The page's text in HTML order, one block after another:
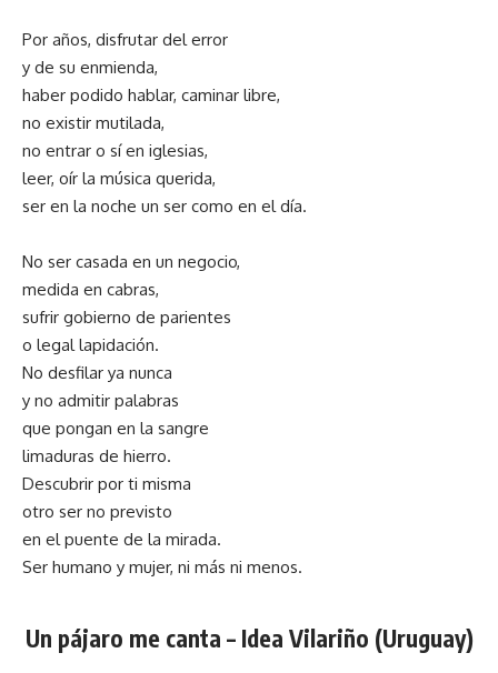
Por años, disfrutar del error
y de su enmienda,
haber podido hablar, caminar libre,
no existir mutilada,
no entrar o sí en iglesias,
leer, oír la música querida,
ser en la noche un ser como en el día.
No ser casada en un negocio,
medida en cabras,
sufrir gobierno de parientes
o legal lapidación.
No desfilar ya nunca
y no admitir palabras
que pongan en la sangre
limaduras de hierro.
Descubrir por ti misma
otro ser no previsto
en el puente de la mirada.
Ser humano y mujer, ni más ni menos.
Un pájaro me canta – Idea Vilariño (Uruguay)